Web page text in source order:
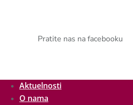
Pratite nas na facebooku
Aktuelnosti
O nama